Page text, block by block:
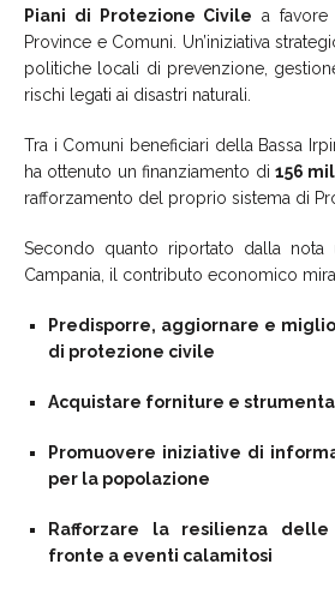
Piani di Protezione Civile a favore
Province e Comuni. Un’iniziativa
politiche locali di prevenzione,
rischi legati ai disastri naturali.
Tra i Comuni beneficiari della Bassa
ha ottenuto un finanziamento di 156
rafforzamento del proprio sistema di
Secondo quanto riportato dalla nota
Campania, il contributo economico
Predisporre, aggiornare e
di protezione civile
Acquistare forniture e
Promuovere iniziative di
per la popolazione
Rafforzare la resilienza
fronte a eventi calamitosi